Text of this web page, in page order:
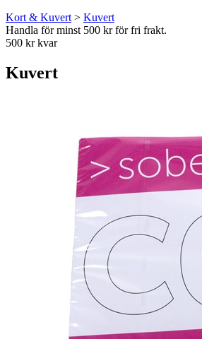
Kort & Kuvert > Kuvert
Handla för minst 500 kr för fri frakt.
500 kr kvar
Kuvert